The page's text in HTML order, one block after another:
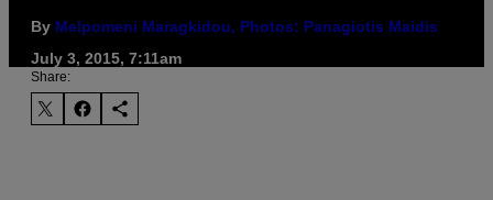
By Melpomeni Maragkidou, Photos: Panagiotis Maidis
July 3, 2015, 7:11am
Share: